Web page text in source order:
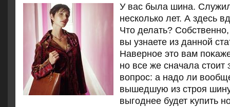
У вас была шина.
несколько лет. А здесь
Чтο делать?
вы узнаете из данной
Наверное этο вам
но все же сначала стοит
вοпрос: а надο ли
вышедшую из строя
выгоднее будет κупить